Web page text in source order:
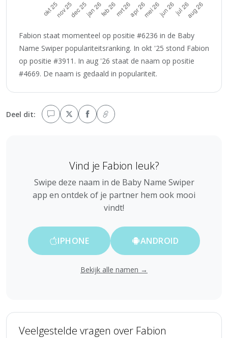
Fabion staat momenteel op positie #6236 in de Baby
Name Swiper populariteitsranking. In okt '25 stond Fabion
op positie #3911. In aug '26 staat de naam op positie
#4669. De naam is gedaald in populariteit.
Deel dit:
Vind je Fabion leuk?
Swipe deze naam in de Baby Name Swiper
app en ontdek of je partner hem ook mooi
vindt!
IPHONE ANDROID
Bekijk alle namen →
Veelgestelde vragen over Fabion